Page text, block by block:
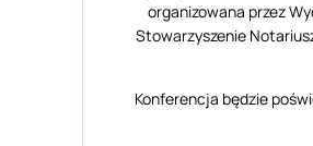
organizowana przez
Stowarzyszenie
Konferencja będzie